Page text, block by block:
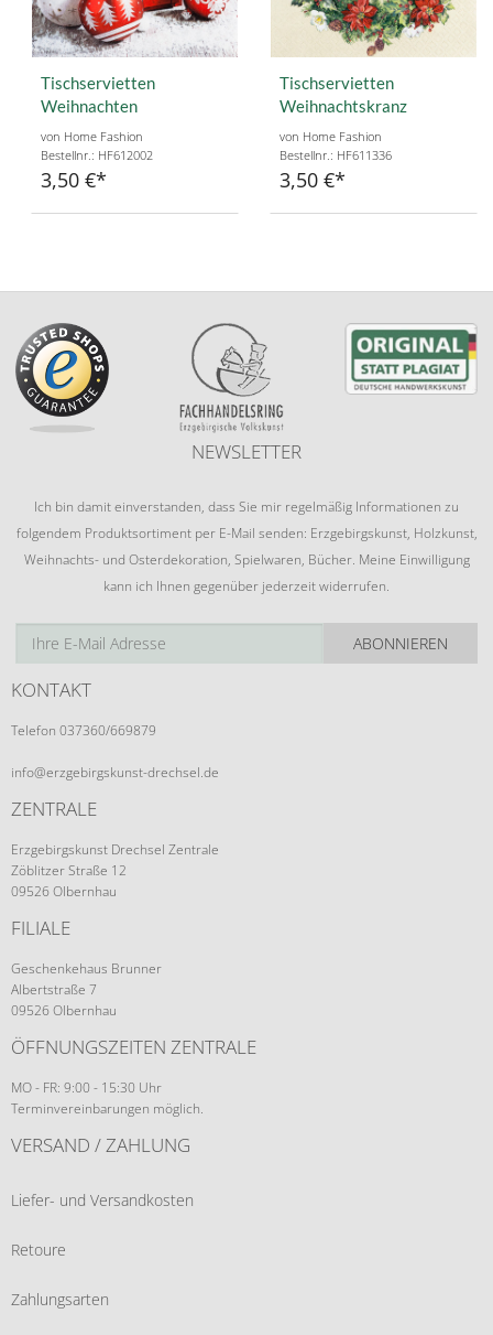
Tischservietten
Weihnachten
von Home Fashion
Bestellnr.: HF612002
3,50 €
Tischservietten
Weihnachtskranz
von Home Fashion
Bestellnr.: HF611336
3,50 €
NEWSLETTER
Ich bin damit einverstanden, dass Sie mir regelmäßig Informationen zu
folgendem Produktsortiment per E-Mail senden: Erzgebirgskunst, Holzkunst,
Weihnachts- und Osterdekoration, Spielwaren, Bücher. Meine Einwilligung
kann ich Ihnen gegenüber jederzeit widerrufen.
ABONNIEREN
KONTAKT
Telefon 037360/669879
info@erzgebirgskunst-drechsel.de
ZENTRALE
Erzgebirgskunst Drechsel Zentrale
Zöblitzer Straße 12
09526 Olbernhau
FILIALE
Geschenkehaus Brunner
Albertstraße 7
09526 Olbernhau
ÖFFNUNGSZEITEN ZENTRALE
MO - FR: 9:00 - 15:30 Uhr
Terminvereinbarungen möglich.
VERSAND / ZAHLUNG
Liefer- und Versandkosten
Retoure
Zahlungsarten